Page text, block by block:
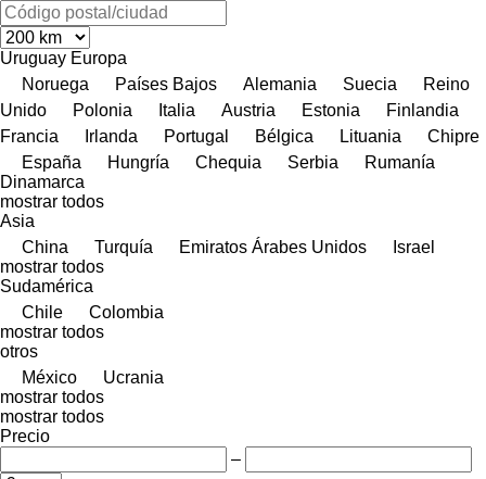
Uruguay Europa
Noruega
Países Bajos Alemania Suecia
Reino
Unido
Polonia Italia Austria Estonia
Finlandia
Francia
Irlanda Portugal Bélgica Lituania
Chipre
España
Hungría Chequia Serbia
Rumanía
Dinamarca
mostrar todos
Asia
China
Turquía Emiratos Árabes Unidos
Israel
mostrar todos
Sudamérica
Chile
Colombia
mostrar todos
otros
México
Ucrania
mostrar todos
mostrar todos
Precio
–